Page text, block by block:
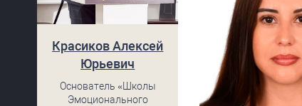
Красиков Алексей
Юрьевич
Основатель «Школы
Эмоционального